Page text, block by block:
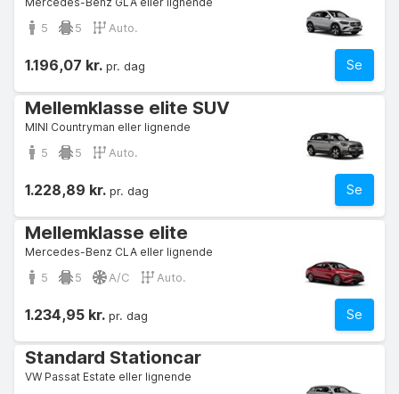
5 5 Auto.
Se
1.196,07 kr. pr. dag
Mellemklasse elite SUV
MINI Countryman eller lignende
5 5 Auto.
Se
1.228,89 kr. pr. dag
Mellemklasse elite
Mercedes-Benz CLA eller lignende
5 5 A/C Auto.
Se
1.234,95 kr. pr. dag
Standard Stationcar
VW Passat Estate eller lignende